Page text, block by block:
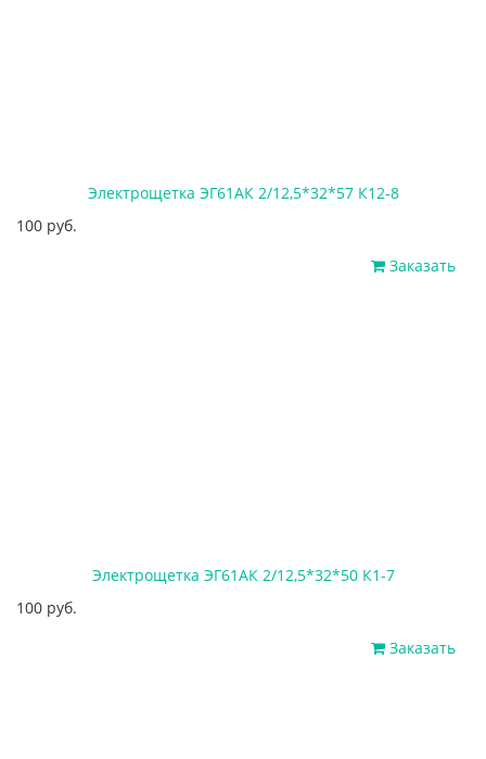
Электрощетка ЭГ61АК 2/12,5*32*57 К12-8
100 руб.
Заказать
Электрощетка ЭГ61АК 2/12,5*32*50 К1-7
100 руб.
Заказать